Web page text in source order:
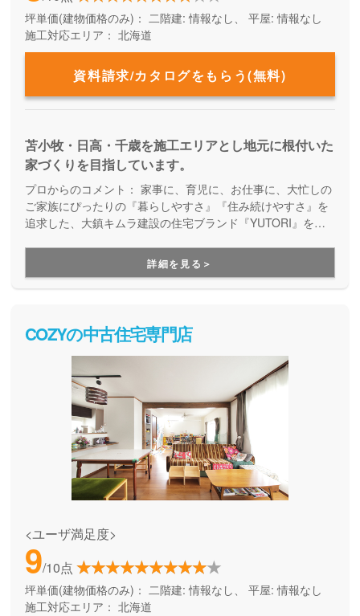
坪単価(建物価格のみ)： 二階建: 情報なし、 平屋: 情報なし
施工対応エリア： 北海道
資料請求/カタログをもらう(無料)
苫小牧・日高・千歳を施工エリアとし地元に根付いた
家づくりを目指しています。
プロからのコメント： 家事に、育児に、お仕事に、大忙しの
ご家族にぴったりの『暮らしやすさ』『住み続けやすさ』を
追求した、大鎮キムラ建設の住宅ブランド『YUTORI』をご
る、確かな経験・知識・施工力。建築中の現場もしっかりと
整理整頓され、見えないところにも隅々まで気を配った家づ
くりを実現しています。
詳細を見る＞
COZYの中古住宅専門店
<ユーザ満足度>
9/10点
坪単価(建物価格のみ)： 二階建: 情報なし、 平屋: 情報なし
施工対応エリア： 北海道